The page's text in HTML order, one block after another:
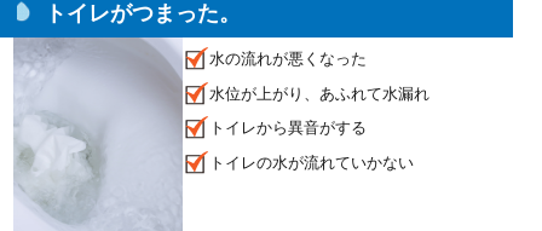
トイレがつまった。
水の流れが悪くなった
水位が上がり、あふれて水漏れ
トイレから異音がする
トイレの水が流れていかない